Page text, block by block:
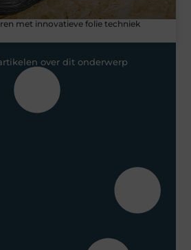
met innovatieve folie techniek
over dit onderwerp